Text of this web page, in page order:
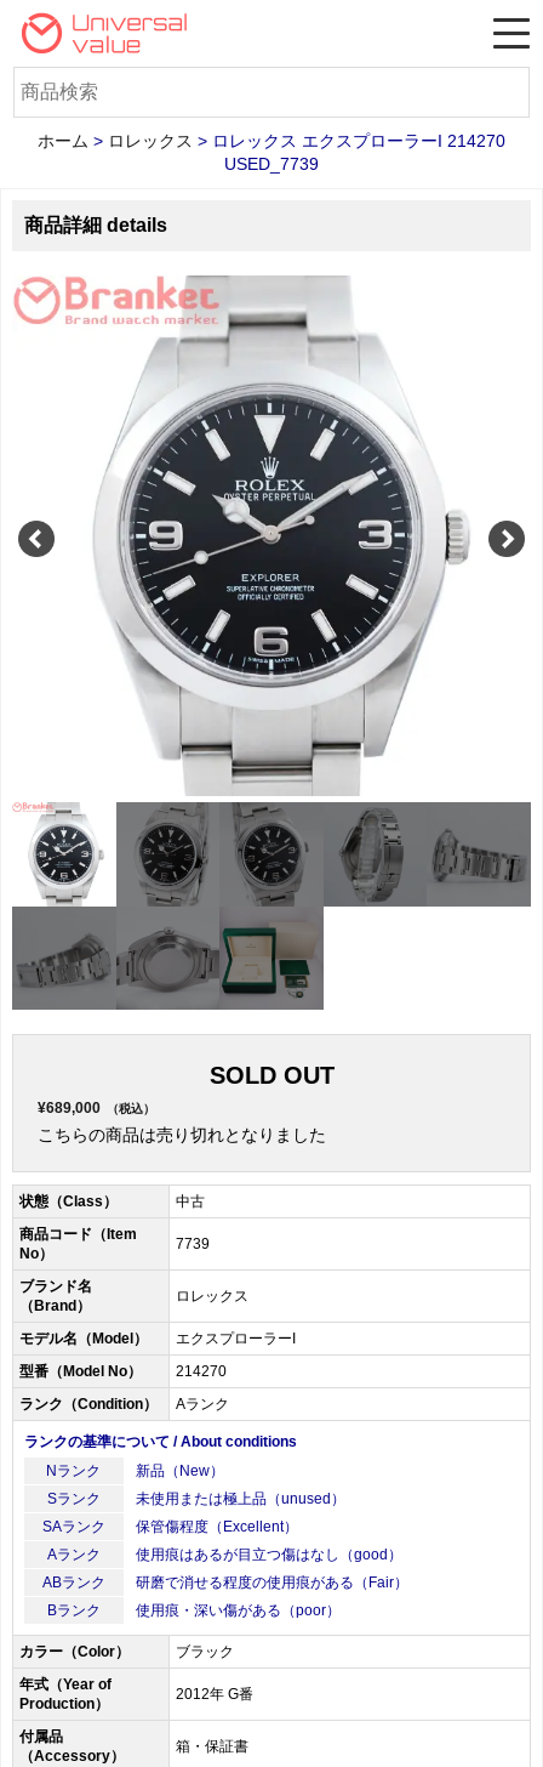
ホーム > ロレックス > ロレックス エクスプローラーI 214270
USED_7739
商品詳細 details
SOLD OUT
¥689,000 （税込）
こちらの商品は売り切れとなりました
状態（Class）
中古
商品コード（Item
No）
7739
ブランド名
（Brand）
ロレックス
モデル名（Model）
エクスプローラーI
型番（Model No）
214270
ランク（Condition）
Aランク
ランクの基準について / About conditions
Nランク
新品（New）
Sランク
未使用または極上品（unused）
SAランク
保管傷程度（Excellent）
Aランク
使用痕はあるが目立つ傷はなし（good）
ABランク
研磨で消せる程度の使用痕がある（Fair）
Bランク
使用痕・深い傷がある（poor）
カラー（Color）
ブラック
年式（Year of
Production）
2012年 G番
付属品
（Accessory）
箱・保証書